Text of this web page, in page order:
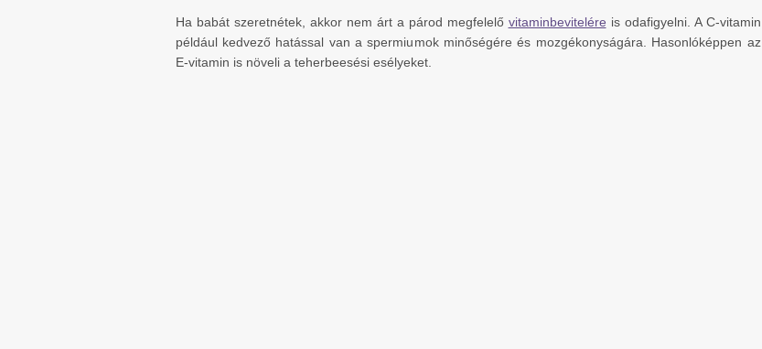
Ha babát szeretnétek, akkor nem árt a párod megfelelő vitaminbevitelére is odafigyelni. A C-vitamin
például kedvező hatással van a spermiumok minőségére és mozgékonyságára. Hasonlóképpen az
E-vitamin is növeli a teherbeesési esélyeket.